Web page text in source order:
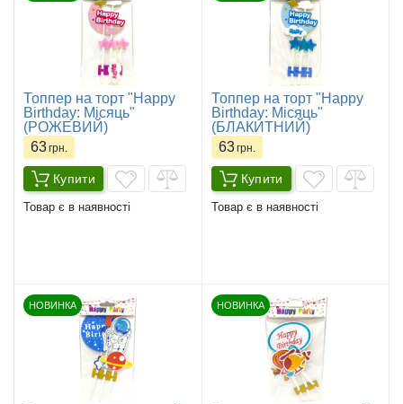
Топпер на торт "Happy
Birthday: Місяць"
(РОЖЕВИЙ)
63грн.
Купити
Товар є в наявності
Топпер на торт "Happy
Birthday: Місяць"
(БЛАКИТНИЙ)
63грн.
Купити
Товар є в наявності
НОВИНКА НОВИНКА